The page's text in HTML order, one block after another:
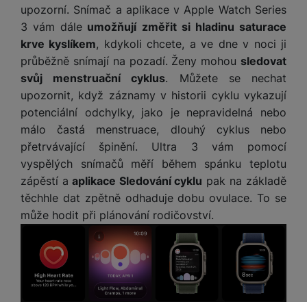
upozorní. Snímač a aplikace v Apple Watch Series
3 vám dále umožňují změřit si hladinu saturace
krve kyslíkem, kdykoli chcete, a ve dne v noci ji
průběžně snímají na pozadí. Ženy mohou sledovat
svůj menstruační cyklus. Můžete se nechat
upozornit, když záznamy v historii cyklu vykazují
potenciální odchylky, jako je nepravidelná nebo
málo častá menstruace, dlouhý cyklus nebo
přetrvávající špinění. Ultra 3 vám pomocí
vyspělých snímačů měří během spánku teplotu
zápěstí a aplikace Sledování cyklu pak na základě
těchhle dat zpětně odhaduje dobu ovulace. To se
může hodit při plánování rodičovství.